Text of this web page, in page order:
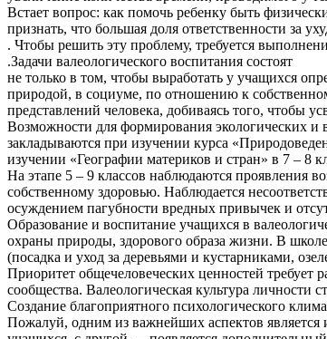
Встает вопрос: как помочь ребенку быть
признать, что большая доля ответственности за
. Чтобы решить эту проблему, требуется
.Задачи валеологического воспитания состоят
не только в том, чтобы выработать у учащихся
природой, в социуме, по отношению к
представлений человека, добиваясь того, чтобы
Возможности для формирования экологических и
закладываются при изучении курса
изучении «Географии материков и стран» в 7 – 8
На этапе 5 – 9 классов наблюдаются проявления
собственному здоровью. Наблюдается
осуждением пагубности вредных привычек и
Образование и воспитание учащихся в
охраны природы, здорового образа жизни. В
(посадка и уход за деревьями и кустарниками,
Приоритет общечеловеческих ценностей
сообщества. Валеологическая культура личности
Создание благоприятного психологического
Пожалуй, одним из важнейших аспектов является